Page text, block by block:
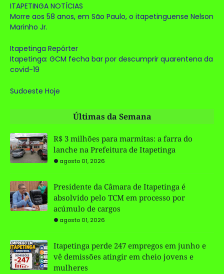
ITAPETINGA NOTÍCIAS
Morre aos 58 anos, em São Paulo, o itapetinguense Nelson
Marinho Jr.
Itapetinga Repórter
Itapetinga: GCM fecha bar por descumprir quarentena da
covid-19
Sudoeste Hoje
Últimas da Semana
R$ 3 milhões para marmitas: a farra do
lanche na Prefeitura de Itapetinga
agosto 01, 2026
Presidente da Câmara de Itapetinga é
absolvido pelo TCM em processo por
acúmulo de cargos
agosto 01, 2026
Itapetinga perde 247 empregos em junho e
vê demissões atingir em cheio jovens e
mulheres